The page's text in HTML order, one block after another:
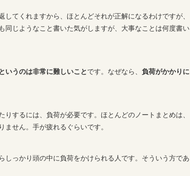
てくれますから、ほとんどそれが正解になるわけですが、
じようなこと書いた気がしますが、大事なことは何度書い
いうのは非常に難しいことです。なぜなら、 負荷がかかりに
するには、負荷が必要です。ほとんどのノートまとめは、
せん。手が疲れるぐらいです。
しっかり頭の中に負荷をかけられる人です。そういう方であ